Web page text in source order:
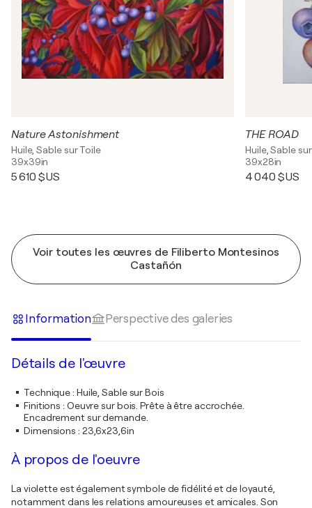
Nature Astonishment
Huile, Sable sur Toile
39x39in
5 610 $US
THE ROAD
Huile, Sable
39x28in
4 040 $US
Voir toutes les œuvres de Filiberto Montesinos
Castañón
Information Perspective des galeries
Détails de l'œuvre
Technique: Huile, Sable sur Bois
Finitions : Oeuvre sur bois. Prête à être accrochée.
Encadrement sur demande.
Dimensions : 23,6x23,6in
À propos de l'oeuvre
La violette est également symbole de fidélité et de loyauté,
notamment dans les relations amoureuses et amicales. Son